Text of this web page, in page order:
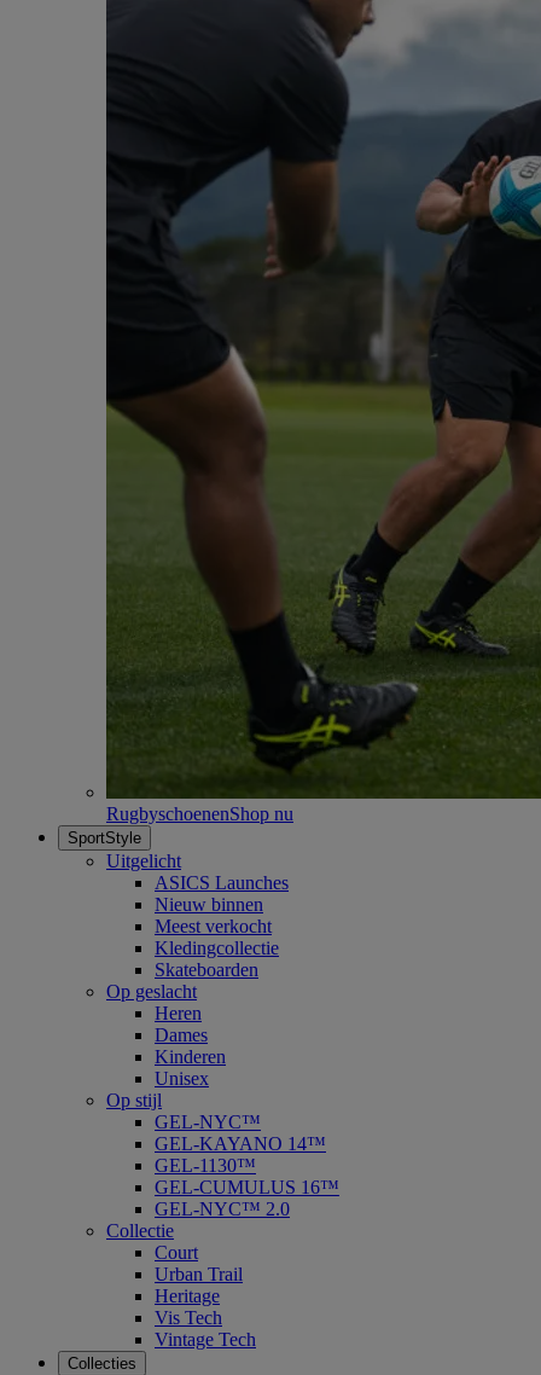
RugbyschoenenShop nu
SportStyle
Uitgelicht
ASICS Launches
Nieuw binnen
Meest verkocht
Kledingcollectie
Skateboarden
Op geslacht
Heren
Dames
Kinderen
Unisex
Op stijl
GEL-NYC™
GEL-KAYANO 14™
GEL-1130™
GEL-CUMULUS 16™
GEL-NYC™ 2.0
Collectie
Court
Urban Trail
Heritage
Vis Tech
Vintage Tech
Collecties